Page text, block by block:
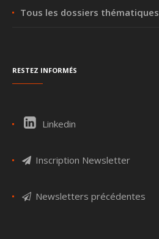
Tous les dossiers thématiques
Restez informés
Linkedin
Inscription Newsletter
Newsletters précédentes